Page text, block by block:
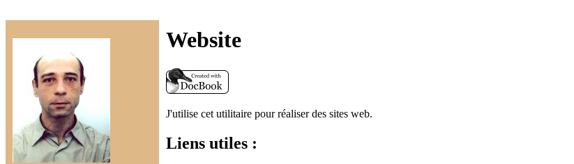
Website
J'utilise cet utilitaire pour réaliser des sites web.
Liens utiles :